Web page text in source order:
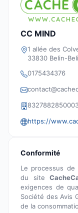
CC MIND
1 allée des
33830 Belin-
0175434376
https://
Conformité
Le processus
du site
exigences de
Société des Avis
de la